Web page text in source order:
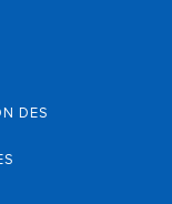
DES